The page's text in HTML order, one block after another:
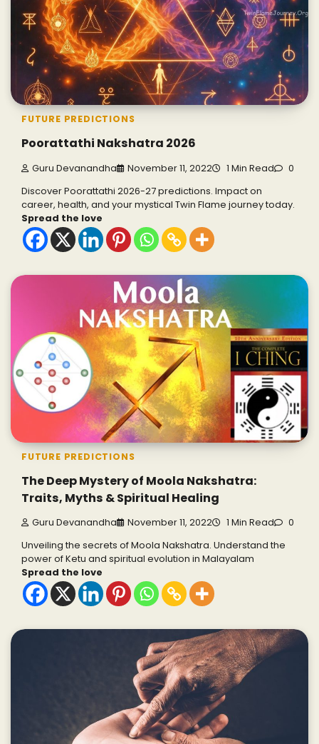
FUTURE PREDICTIONS
Poorattathi Nakshatra 2026
Guru Devanandha November 11, 2022 1 Min Read 0
Discover Poorattathi 2026-27 predictions. Impact on
career, health, and your mystical Twin Flame journey today.
Spread the love
FUTURE PREDICTIONS
The Deep Mystery of Moola Nakshatra:
Traits, Myths & Spiritual Healing
Guru Devanandha November 11, 2022 1 Min Read 0
Unveiling the secrets of Moola Nakshatra. Understand the
power of Ketu and spiritual evolution in Malayalam
Spread the love